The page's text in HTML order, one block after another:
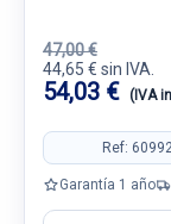
47,00 €
44,65 € sin IVA.
54,03 € (IVA
Ref:
Garantía 1 año